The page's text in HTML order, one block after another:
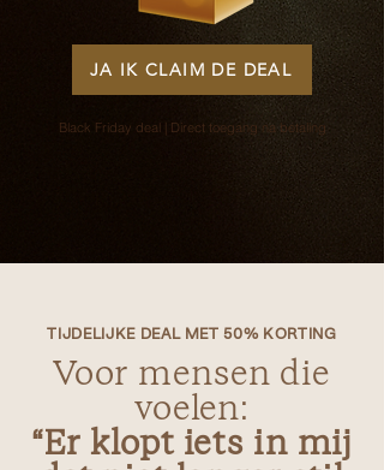
TIJDELIJKE DEAL MET 50% KORTING
Voor mensen die
voelen:
“Er klopt iets in mij
JA IK CLAIM DE DEAL
Black Friday deal | Direct toegang na betaling